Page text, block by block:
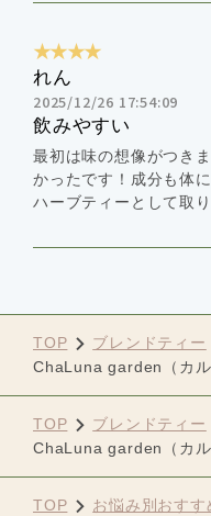
★★★★
れん
2025/12/26 17:54:09
飲みやすい
最初は味の想像がつき
かったです！成分も体
ハーブティーとして取
TOP ブレンドティー
ChaLuna garden（カル
TOP
ブレンドティー
ChaLuna garden（カル
TOP
お悩み別おすす